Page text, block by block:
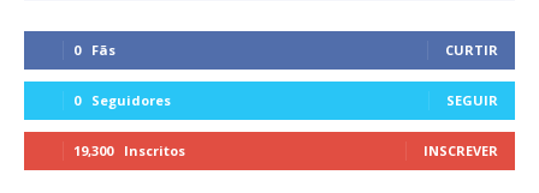
0 Fãs CURTIR
0 Seguidores SEGUIR
19,300 Inscritos INSCREVER